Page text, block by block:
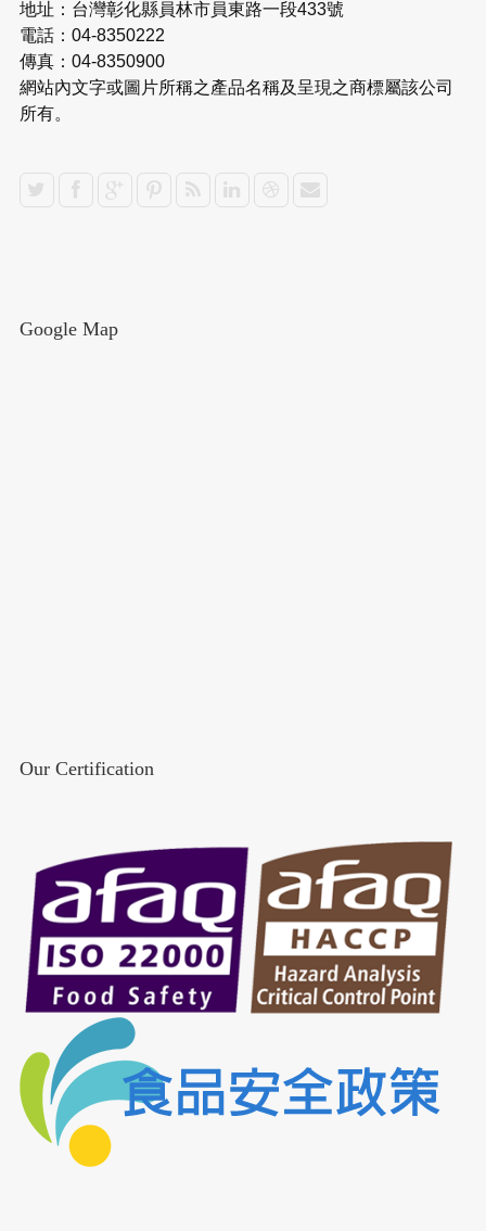
地址：台灣彰化縣員林市員東路一段433號
電話：04-8350222
傳真：04-8350900
網站內文字或圖片所稱之產品名稱及呈現之商標屬該公司
所有。
Google Map
Our Certification